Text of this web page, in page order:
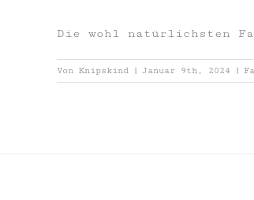
Die wohl natürlichsten
Von Knipskind | Januar 9th, 2024 |